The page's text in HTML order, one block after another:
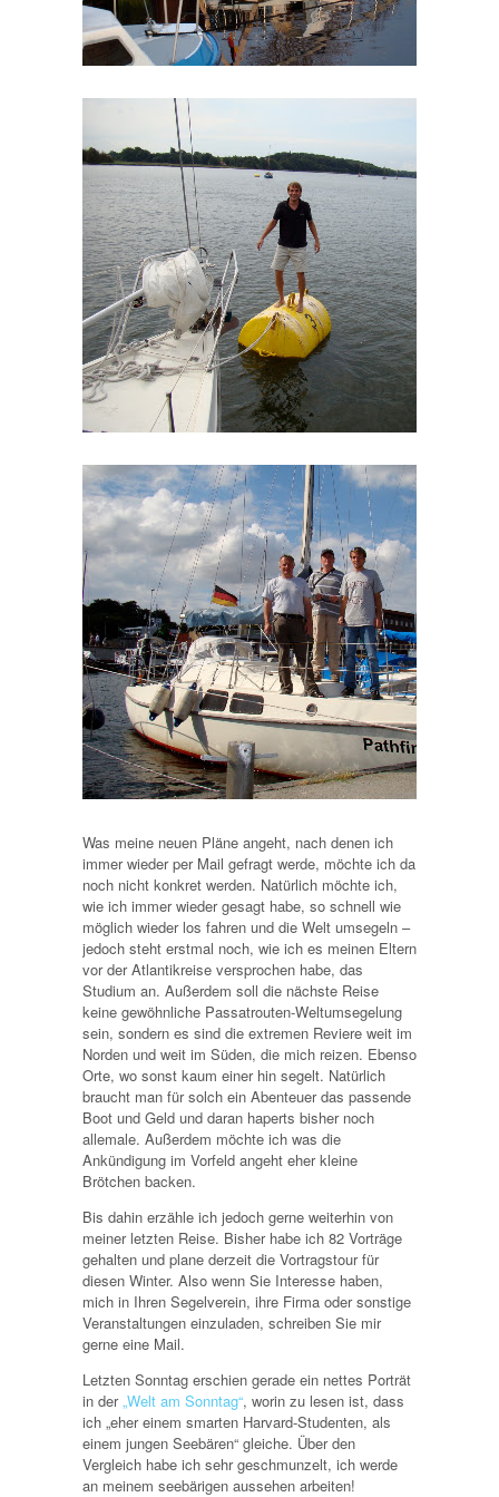
Was meine neuen Pläne angeht, nach denen ich
immer wieder per Mail gefragt werde, möchte ich da
noch nicht konkret werden. Natürlich möchte ich,
wie ich immer wieder gesagt habe, so schnell wie
möglich wieder los fahren und die Welt umsegeln –
jedoch steht erstmal noch, wie ich es meinen Eltern
vor der Atlantikreise versprochen habe, das
Studium an. Außerdem soll die nächste Reise
keine gewöhnliche Passatrouten-Weltumsegelung
sein, sondern es sind die extremen Reviere weit im
Norden und weit im Süden, die mich reizen. Ebenso
Orte, wo sonst kaum einer hin segelt. Natürlich
braucht man für solch ein Abenteuer das passende
Boot und Geld und daran haperts bisher noch
allemale. Außerdem möchte ich was die
Ankündigung im Vorfeld angeht eher kleine
Brötchen backen.
Bis dahin erzähle ich jedoch gerne weiterhin von
meiner letzten Reise. Bisher habe ich 82 Vorträge
gehalten und plane derzeit die Vortragstour für
diesen Winter. Also wenn Sie Interesse haben,
mich in Ihren Segelverein, ihre Firma oder sonstige
Veranstaltungen einzuladen, schreiben Sie mir
gerne eine Mail.
Letzten Sonntag erschien gerade ein nettes Porträt
in der„Welt am Sonntag“, worin zu lesen ist, dass
ich „eher einem smarten Harvard-Studenten, als
einem jungen Seebären“ gleiche. Über den
Vergleich habe ich sehr geschmunzelt, ich werde
an meinem seebärigen aussehen arbeiten!